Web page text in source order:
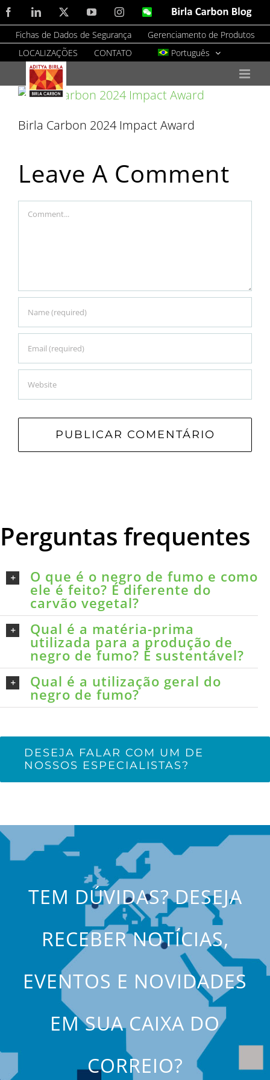
Skip
to
content
FacebookLinkedIn YouTubeInstagramWeChatBirla
Blog
Fichas de Dados de Segurança
Gerenciamento de Produtos
LOCALIZAÇÕES
CONTATO Português
Birla Carbon 2024 Impact Award
Leave A Comment
Comment
Perguntas frequentes
O que é o negro de fumo e como
ele é feito? É diferente do
carvão vegetal?
Qual é a matéria-prima
utilizada para a produção de
negro de fumo? É sustentável?
Qual é a utilização geral do
negro de fumo?
DESEJA FALAR COM UM DE
NOSSOS ESPECIALISTAS?
TEM DÚVIDAS? DESEJA
RECEBER NOTÍCIAS,
EVENTOS E NOVIDADES
EM SUA CAIXA DO
CORREIO?